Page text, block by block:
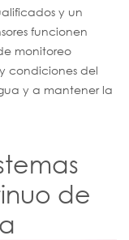
y un
funcionen
monitoreo
condiciones del
y a mantener la
de